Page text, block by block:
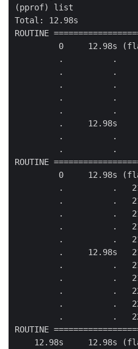
(pprof) list
Total: 12.98s
ROUTINE
0     12.98s
.          .
.          .
.          .
.          .
.          .
.     12.98s
.          .
.          .
ROUTINE
0     12.98s
.          .
.          .
.          .
.          .
.          .
.     12.98s
.          .
.          .
.          .
.          .
.          .
ROUTINE
12.98s     12.98s